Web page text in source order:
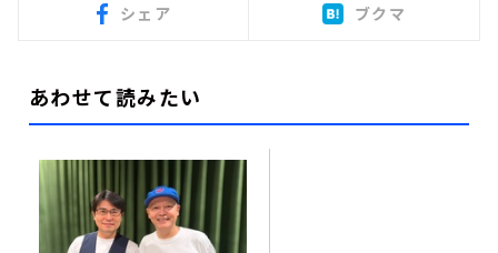
シェア ブクマ
あわせて読みたい